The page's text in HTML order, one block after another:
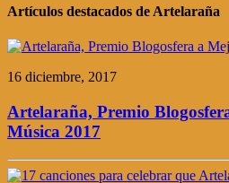
Artículos destacados de Artelaraña
16 diciembre, 2017
Artelaraña, Premio
Música 2017